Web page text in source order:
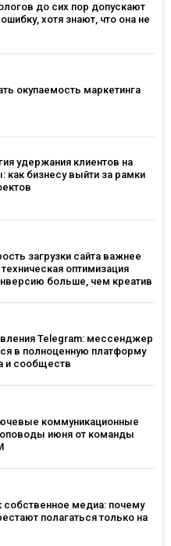
до сих пор допускают
хотя знают, что она не
окупаемость маркетинга
удержания клиентов на
как бизнесу выйти за рамки
загрузки сайта важнее
техническая оптимизация
больше, чем креатив
Telegram: мессенджер
в полноценную платформу
и сообществ
коммуникационные
июня от команды
собственное медиа: почему
полагаться только на